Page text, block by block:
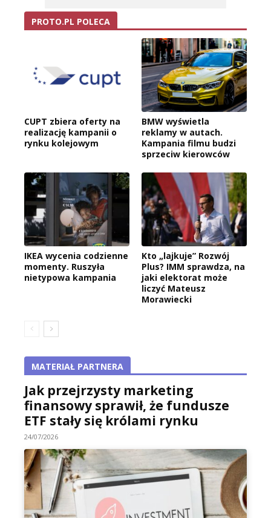
PROTO.PL POLECA
CUPT zbiera oferty na
realizację kampanii o
rynku kolejowym
BMW wyświetla
reklamy w autach.
Kampania filmu budzi
sprzeciw kierowców
IKEA wycenia codzienne
momenty. Ruszyła
nietypowa kampania
Kto „lajkuje” Rozwój
Plus? IMM sprawdza, na
jaki elektorat może
liczyć Mateusz
Morawiecki
MATERIAŁ PARTNERA
Jak przejrzysty marketing
finansowy sprawił, że fundusze
ETF stały się królami rynku
24/07/2026